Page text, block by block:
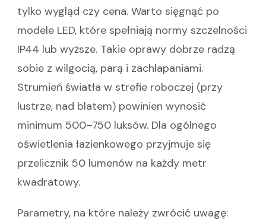
tylko wygląd czy cena. Warto sięgnąć po
modele LED, które spełniają normy szczelności
IP44 lub wyższe. Takie oprawy dobrze radzą
sobie z wilgocią, parą i zachlapaniami.
Strumień światła w strefie roboczej (przy
lustrze, nad blatem) powinien wynosić
minimum 500–750 luksów. Dla ogólnego
oświetlenia łazienkowego przyjmuje się
przelicznik 50 lumenów na każdy metr
kwadratowy.
Parametry, na które należy zwrócić uwagę: